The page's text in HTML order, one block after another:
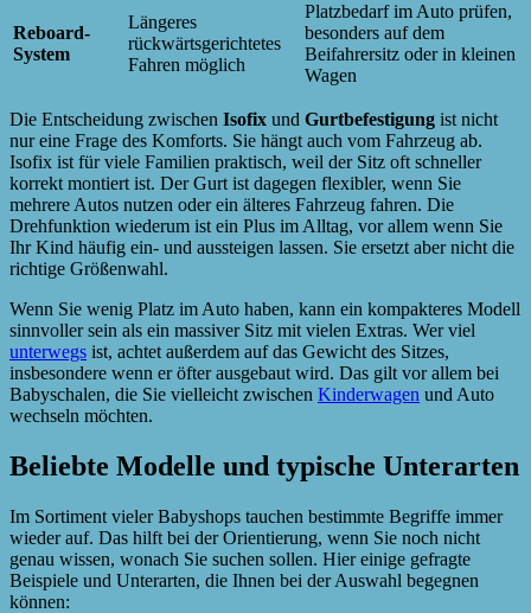
Reboard-
System
Längeres
rückwärtsgerichtetes
Fahren möglich
Platzbedarf im Auto prüfen,
besonders auf dem
Beifahrersitz oder in kleinen
Wagen
Die Entscheidung zwischen Isofix und Gurtbefestigung ist nicht
nur eine Frage des Komforts. Sie hängt auch vom Fahrzeug ab.
Isofix ist für viele Familien praktisch, weil der Sitz oft schneller
korrekt montiert ist. Der Gurt ist dagegen flexibler, wenn Sie
mehrere Autos nutzen oder ein älteres Fahrzeug fahren. Die
Drehfunktion wiederum ist ein Plus im Alltag, vor allem wenn Sie
Ihr Kind häufig ein- und aussteigen lassen. Sie ersetzt aber nicht die
richtige Größenwahl.
Wenn Sie wenig Platz im Auto haben, kann ein kompakteres Modell
sinnvoller sein als ein massiver Sitz mit vielen Extras. Wer viel
unterwegs ist, achtet außerdem auf das Gewicht des Sitzes,
insbesondere wenn er öfter ausgebaut wird. Das gilt vor allem bei
Babyschalen, die Sie vielleicht zwischen Kinderwagen und Auto
wechseln möchten.
Beliebte Modelle und typische Unterarten
Im Sortiment vieler Babyshops tauchen bestimmte Begriffe immer
wieder auf. Das hilft bei der Orientierung, wenn Sie noch nicht
genau wissen, wonach Sie suchen sollen. Hier einige gefragte
Beispiele und Unterarten, die Ihnen bei der Auswahl begegnen
können: